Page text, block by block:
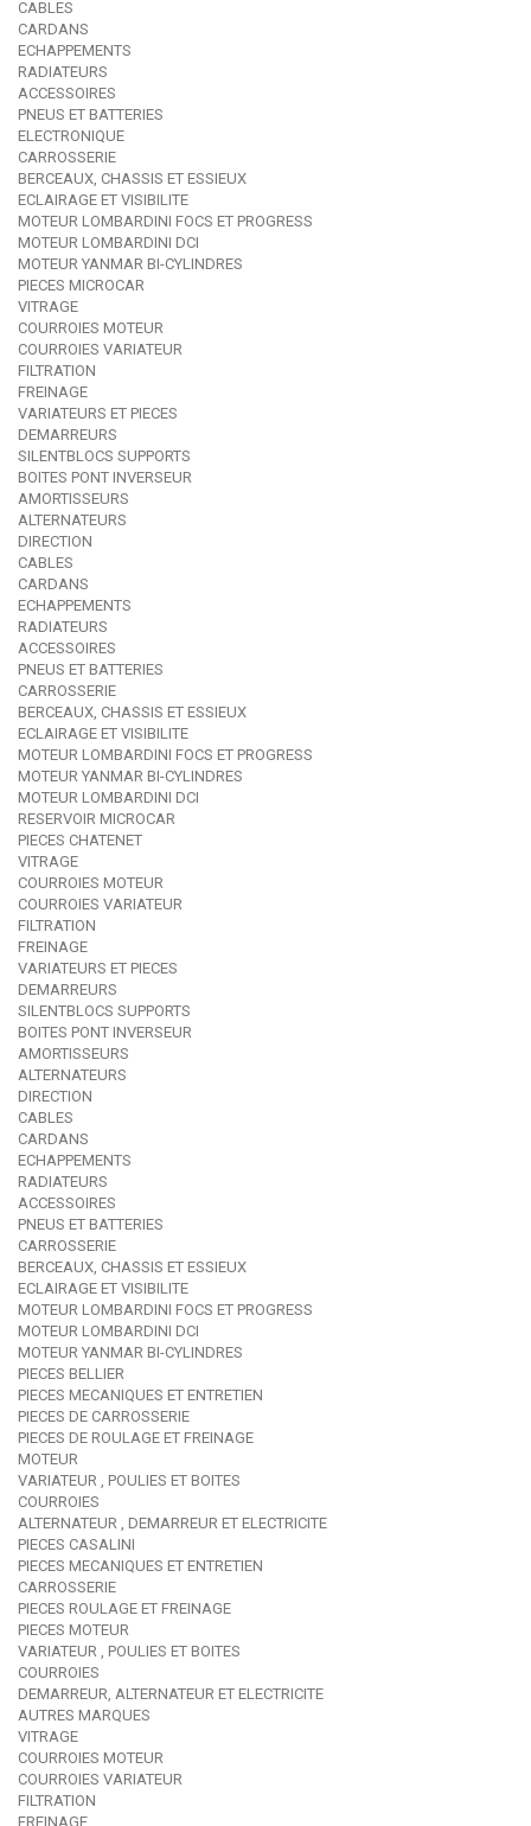
CABLES
CARDANS
ECHAPPEMENTS
RADIATEURS
ACCESSOIRES
PNEUS ET BATTERIES
ELECTRONIQUE
CARROSSERIE
BERCEAUX, CHASSIS ET ESSIEUX
ECLAIRAGE ET VISIBILITE
MOTEUR LOMBARDINI FOCS ET PROGRESS
MOTEUR LOMBARDINI DCI
MOTEUR YANMAR BI-CYLINDRES
PIECES MICROCAR
VITRAGE
COURROIES MOTEUR
COURROIES VARIATEUR
FILTRATION
FREINAGE
VARIATEURS ET PIECES
DEMARREURS
SILENTBLOCS SUPPORTS
BOITES PONT INVERSEUR
AMORTISSEURS
ALTERNATEURS
DIRECTION
CABLES
CARDANS
ECHAPPEMENTS
RADIATEURS
ACCESSOIRES
PNEUS ET BATTERIES
CARROSSERIE
BERCEAUX, CHASSIS ET ESSIEUX
ECLAIRAGE ET VISIBILITE
MOTEUR LOMBARDINI FOCS ET PROGRESS
MOTEUR YANMAR BI-CYLINDRES
MOTEUR LOMBARDINI DCI
RESERVOIR MICROCAR
PIECES CHATENET
VITRAGE
COURROIES MOTEUR
COURROIES VARIATEUR
FILTRATION
FREINAGE
VARIATEURS ET PIECES
DEMARREURS
SILENTBLOCS SUPPORTS
BOITES PONT INVERSEUR
AMORTISSEURS
ALTERNATEURS
DIRECTION
CABLES
CARDANS
ECHAPPEMENTS
RADIATEURS
ACCESSOIRES
PNEUS ET BATTERIES
CARROSSERIE
BERCEAUX, CHASSIS ET ESSIEUX
ECLAIRAGE ET VISIBILITE
MOTEUR LOMBARDINI FOCS ET PROGRESS
MOTEUR LOMBARDINI DCI
MOTEUR YANMAR BI-CYLINDRES
PIECES BELLIER
PIECES MECANIQUES ET ENTRETIEN
PIECES DE CARROSSERIE
PIECES DE ROULAGE ET FREINAGE
MOTEUR
VARIATEUR , POULIES ET BOITES
COURROIES
ALTERNATEUR , DEMARREUR ET ELECTRICITE
PIECES CASALINI
PIECES MECANIQUES ET ENTRETIEN
CARROSSERIE
PIECES ROULAGE ET FREINAGE
PIECES MOTEUR
VARIATEUR , POULIES ET BOITES
COURROIES
DEMARREUR, ALTERNATEUR ET ELECTRICITE
AUTRES MARQUES
VITRAGE
COURROIES MOTEUR
COURROIES VARIATEUR
FILTRATION
FREINAGE